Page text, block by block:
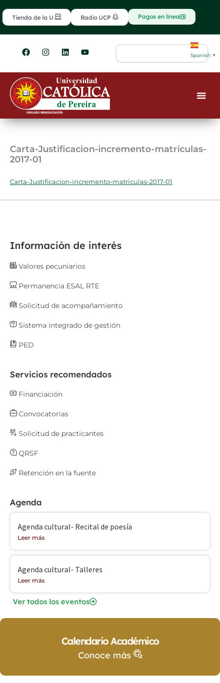
al
contenido
Tienda de la U Radio UCP Pagos en línea
F
a
e
b
o
o
k
I
n
t
g
r
m
L
i
k
e
d
i
n
Y
o
t
u
b
e
Search
Spanish ▼
Carta-Justificacion-incremento-matriculas-
2017-01
Carta-Justificacion-incremento-matriculas-2017-01
Información de interés
Valores pecuniarios
Permanencia ESAL RTE
Solicitud de acompañamiento
Sistema integrado de gestión
PED
Servicios recomendados
Financiación
Convocatorias
Solicitud de practicantes
QRSF
Retención en la fuente
Agenda
Agenda cultural- Recital de poesía
Leer más
Agenda cultural- Talleres
Leer más
Ver todos los eventos
Calendario Académico
Conoce más